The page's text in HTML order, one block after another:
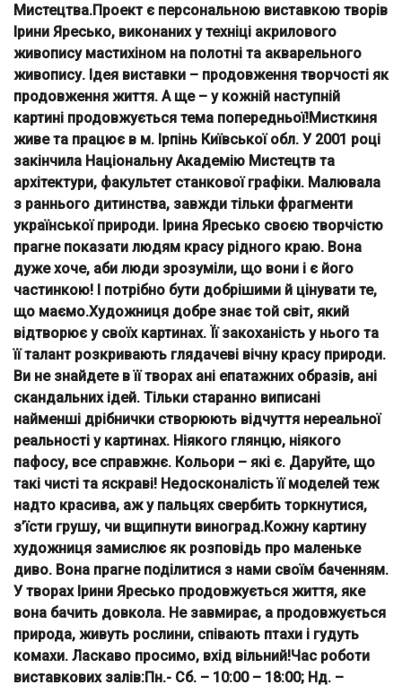
Мистецтва.Проект є персональною виставкою творів
Ірини Яресько, виконаних у техніці акрилового
живопису мастихіном на полотні та акварельного
живопису. Ідея виставки – продовження творчості як
продовження життя. А ще – у кожній наступній
картині продовжується тема попередньої!Мисткиня
живе та працює в м. Ірпінь Київської обл. У 2001 році
закінчила Національну Академію Мистецтв та
архітектури, факультет станкової графіки. Малювала
з раннього дитинства, завжди тільки фрагменти
української природи. Ірина Яресько своєю творчістю
прагне показати людям красу рідного краю. Вона
дуже хоче, аби люди зрозуміли, що вони і є його
частинкою! І потрібно бути добрішими й цінувати те,
що маємо.Художниця добре знає той світ, який
відтворює у своїх картинах. Її закоханість у нього та
її талант розкривають глядачеві вічну красу природи.
Ви не знайдете в її творах ані епатажних образів, ані
скандальних ідей. Тільки старанно виписані
найменші дрібнички створюють відчуття нереальної
реальності у картинах. Ніякого глянцю, ніякого
пафосу, все справжнє. Кольори – які є. Даруйте, що
такі чисті та яскраві! Недосконалість її моделей теж
надто красива, аж у пальцях свербить торкнутися,
з’їсти грушу, чи вщипнути виноград.Кожну картину
художниця замислює як розповідь про маленьке
диво. Вона прагне поділитися з нами своїм баченням.
У творах Ірини Яресько продовжується життя, яке
вона бачить довкола. Не завмирає, а продовжується
природа, живуть рослини, співають птахи і гудуть
комахи. Ласкаво просимо, вхід вільний!Час роботи
виставкових залів:Пн.- Сб. – 10:00 – 18:00; Нд. –